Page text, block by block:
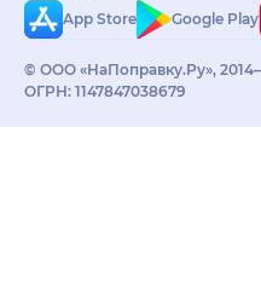
App Store
Google Play
© ООО «НаПоправку.Ру»,
ОГРН: 1147847038679